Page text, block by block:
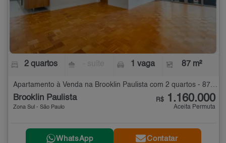
2 quartos 1 vaga 87 m²
Apartamento à Venda na Brooklin Paulista com 2 quartos - 87 m²
Brooklin Paulista
Zona Sul - São Paulo
R$ 1.160.000
Aceita Permuta
WhatsApp Contatar